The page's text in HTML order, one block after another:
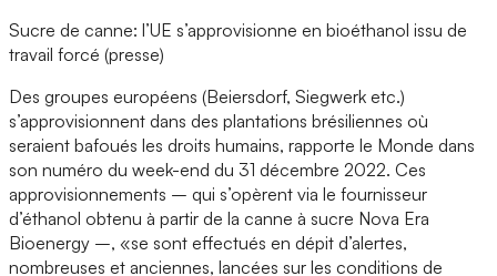
Sucre de canne: l’UE s’approvisionne en bioéthanol issu de
travail forcé (presse)
Des groupes européens (Beiersdorf, Siegwerk etc.)
s’approvisionnent dans des plantations brésiliennes où
seraient bafoués les droits humains, rapporte le Monde dans
son numéro du week-end du 31 décembre 2022. Ces
approvisionnements – qui s’opèrent via le fournisseur
d’éthanol obtenu à partir de la canne à sucre Nova Era
Bioenergy –, «se sont effectués en dépit d’alertes,
nombreuses et anciennes, lancées sur les conditions de